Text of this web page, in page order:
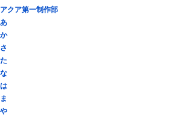
アクア第一制作部
あ
か
さ
た
な
は
ま
や